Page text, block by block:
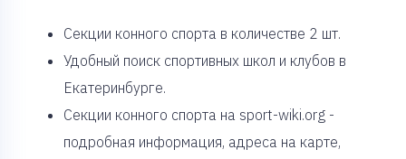
Cекции конного спорта в количестве 2 шт.
Удобный поиск спортивных школ и клубов в
Екатеринбурге.
Секции конного спорта на sport-wiki.org -
подробная информация, адреса на карте,